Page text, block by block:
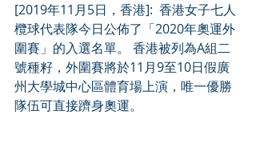
[2019年11月5日，香港]:​ ​ 香港女子七人
欖球代表隊今日公佈了「2020年奧運外
圍賽」的入選名單。 香港被列為A組二
號種籽，外圍賽將於11月9至10日假廣
州大學城中心區體育場上演，唯一優勝
隊伍可直接躋身奧運。